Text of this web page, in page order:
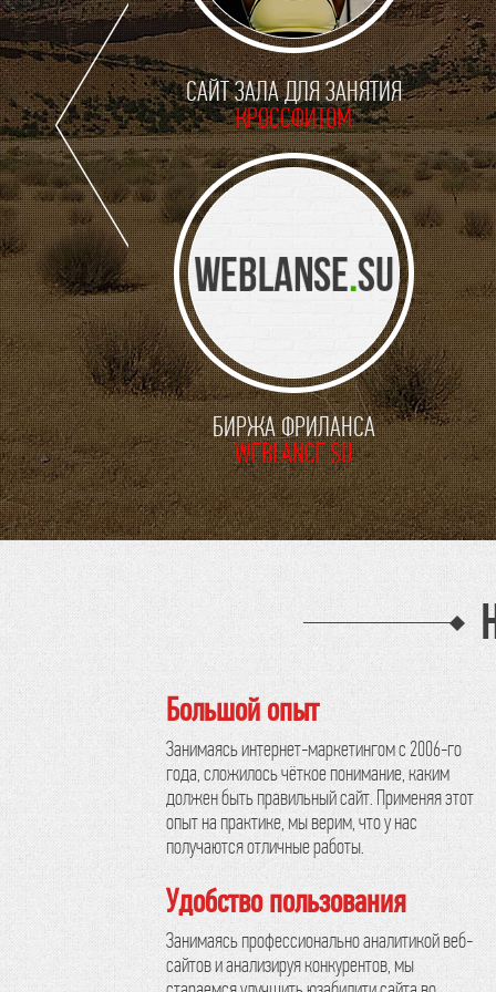
САЙТ ЗАЛА ДЛЯ ЗАНЯТИЯ
КРОССФИТОМ
БИРЖА ФРИЛАНСА
WEBLANCE.SU
Большой опыт
Занимаясь интернет-маркетингом с 2006-го
года, сложилось чёткое понимание, каким
должен быть правильный сайт. Применяя этот
опыт на практике, мы верим, что у нас
получаются отличные работы.
Удобство пользования
Занимаясь профессионально аналитикой веб-
сайтов и анализируя конкурентов, мы